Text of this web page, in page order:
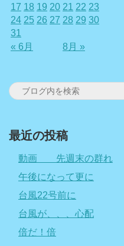
« 6月 8月 »
17 18 19 20 21 22 23
24 25 26 27 28 29 30
31
最近の投稿
動画 先週末の群れ
午後になって更に
台風22号前に
台風が、、、心配
倍だ！倍